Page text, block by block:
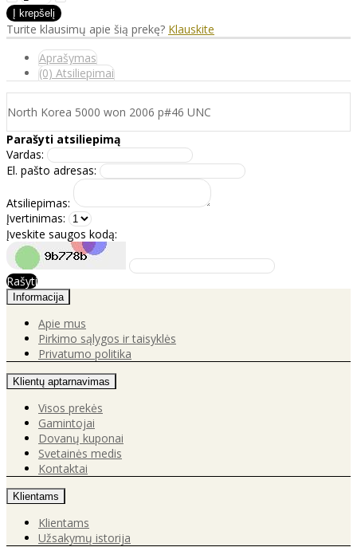
Turite klausimų apie šią prekę? Klauskite
Aprašymas
(0) Atsiliepimai
North Korea 5000 won 2006 p#46 UNC
Parašyti atsiliepimą
Vardas:
El. pašto adresas:
Atsiliepimas:
Įvertinimas:
Įveskite saugos kodą:
Rašyti
Informacija
Apie mus
Pirkimo sąlygos ir taisyklės
Privatumo politika
Klientų aptarnavimas
Visos prekės
Gamintojai
Dovanų kuponai
Svetainės medis
Kontaktai
Klientams
Klientams
Užsakymų istorija